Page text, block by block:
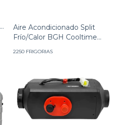
Aire Acondicionado Split
Frío/Calor BGH Cooltime
2250 FRIGORIAS